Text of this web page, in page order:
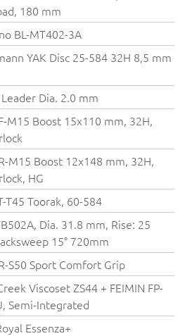
180 mm
BL-MT402-3A
YAK Disc 25-584 32H 8,5 mm
Dia. 2.0 mm
M15 Boost 15x110 mm, 32H,
M15 Boost 12x148 mm, 32H,
HG
T45 Toorak, 60-584
Dia. 31.8 mm, Rise: 25
15° 720mm
S50 Sport Comfort Grip
Viscoset ZS44 + FEIMIN FP-
Semi-Integrated
Essenza+